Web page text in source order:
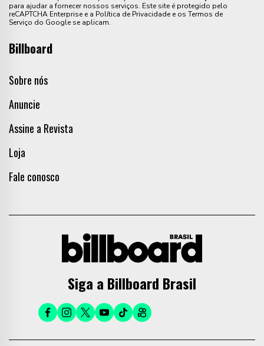
para ajudar a fornecer nossos serviços. Este site é protegido pelo
reCAPTCHA Enterprise e a Política de Privacidade e os Termos de
Serviço do Google se aplicam.
Billboard
Sobre nós
Anuncie
Assine a Revista
Loja
Fale conosco
Siga a Billboard Brasil